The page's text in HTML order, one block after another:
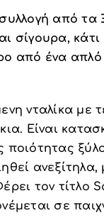
από τα
σίγουρα, κάτι
από ένα απλό
νταλίκα με
Είναι
ανεξίτηλα,
τον τίτλο
σε